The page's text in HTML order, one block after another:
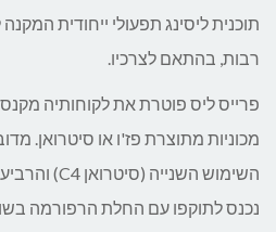
תוכנית ליסינג תפעולי ייחודית
רבות, בהתאם לצרכיו.
פרייס ליס פוטרת את לקוחותיה
מכוניות מתוצרת פז'ו או סיטרואן.
נכנס לתוקפו עם החלת הרפורמה